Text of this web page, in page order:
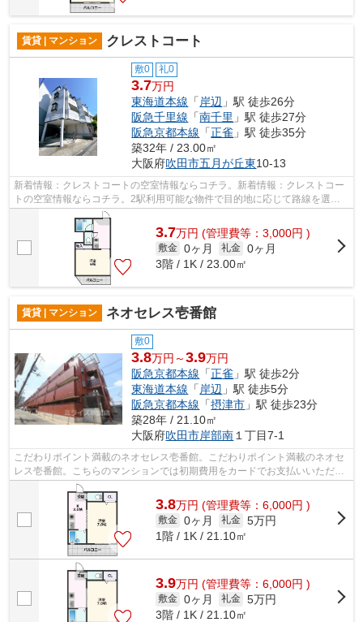
賃貸 | マンション クレストコート
敷0 礼0
3.7万円
東海道本線 「岸辺 」駅 徒歩26分
阪急千里線 「南千里 」駅 徒歩27分
阪急京都本線 「正雀 」駅 徒歩35分
築32年 / 23.00㎡
大阪府吹田市五月が丘東10-13
新着情報：クレストコートの空室情報ならコチラ。新着情報：クレストコー
トの空室情報ならコチラ。2駅利用可能な物件で目的地に応じて路線を選ぶ
ことができます。安全面を気にする方、...
3.7万円 (管理費等：3,000円 )
敷金 0ヶ月 礼金 0ヶ月
3階 / 1K / 23.00㎡
賃貸 | マンション ネオセレス壱番館
敷0
3.8万円～3.9万円
阪急京都本線 「正雀 」駅 徒歩2分
東海道本線 「 岸辺 」駅 徒歩5分
阪急京都本線 「摂津市 」駅 徒歩23分
築28年 / 21.10㎡
大阪府吹田市岸部南 １丁目7-1
こだわりポイント満載のネオセレス壱番館。こだわりポイント満載のネオセ
レス壱番館。こちらのマンションでは初期費用をカードでお支払いいただけ
ます。高い信頼性が魅力の鉄骨造建築...
3.8万円 (管理費等：6,000円 )
敷金 0ヶ月 礼金 5万円
1階 / 1K / 21.10㎡
3.9万円 (管理費等：6,000円 )
敷金 0ヶ月 礼金 5万円
3階 / 1K / 21.10㎡